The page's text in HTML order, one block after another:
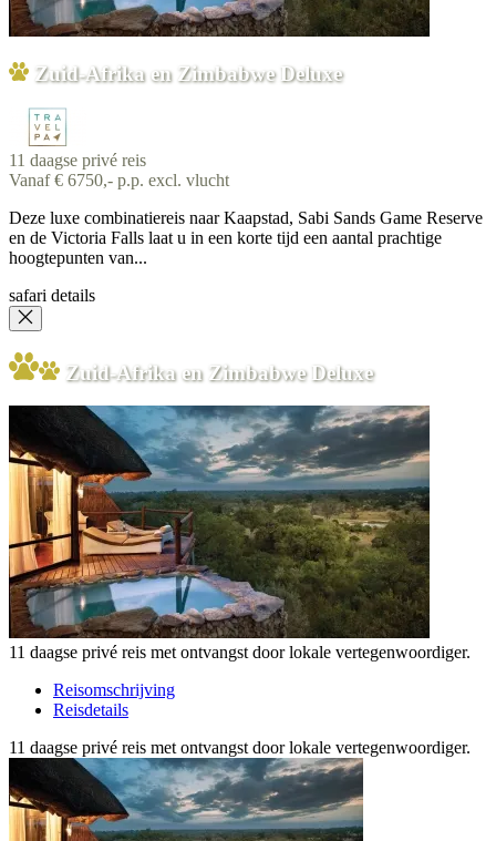
Zuid-Afrika en Zimbabwe Deluxe
11 daagse privé reis
Vanaf € 6750,- p.p. excl. vlucht
Deze luxe combinatiereis naar Kaapstad, Sabi Sands Game Reserve
en de Victoria Falls laat u in een korte tijd een aantal prachtige
hoogtepunten van...
safari details
Zuid-Afrika en Zimbabwe Deluxe
11 daagse privé reis met ontvangst door lokale vertegenwoordiger.
Reisomschrijving
Reisdetails
11 daagse privé reis met ontvangst door lokale vertegenwoordiger.